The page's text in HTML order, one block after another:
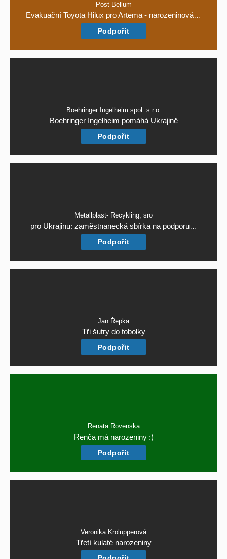
Post Bellum
Evakuační Toyota Hilux pro Artema - narozeninová…
Podpořit
Boehringer Ingelheim spol. s r.o.
Boehringer Ingelheim pomáhá Ukrajině
Podpořit
Metallplast- Recykling, sro
pro Ukrajinu: zaměstnanecká sbírka na podporu…
Podpořit
Jan Řepka
Tři šutry do tobolky
Podpořit
Renata Rovenska
Renča má narozeniny :)
Podpořit
Veronika Krolupperová
Třetí kulaté narozeniny